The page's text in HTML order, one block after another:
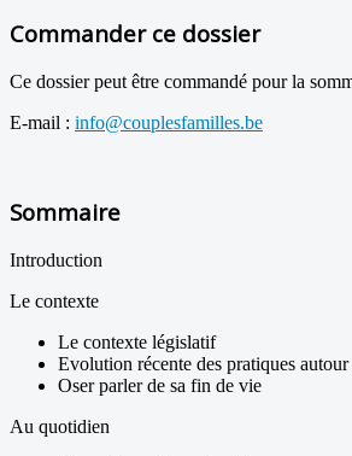
Commander ce dossier
Ce dossier peut être commandé pour la
E-mail : info@couplesfamilles.be
Sommaire
Introduction
Le contexte
Le contexte législatif
Evolution récente des pratiques
Oser parler de sa fin de vie
Au quotidien